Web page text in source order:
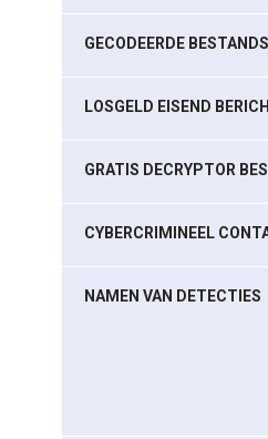
GECODEERDE
LOSGELD EISEND
GRATIS DECRYPTOR
CYBERCRIMINEEL
NAMEN VAN DETECTIES